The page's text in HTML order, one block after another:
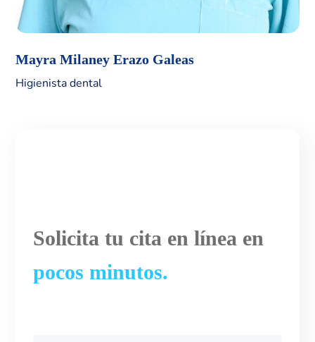
Mayra Milaney Erazo Galeas
Higienista dental
Solicita tu cita en línea en
pocos minutos.